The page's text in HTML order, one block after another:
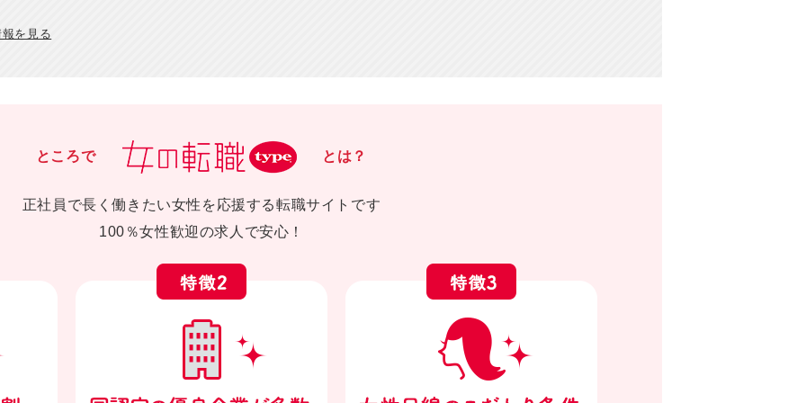
を見る
ところで とは？
正社員で長く働きたい女性を応援する転職サイトです
100％女性歓迎の求人で安心！